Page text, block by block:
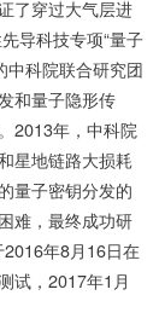
了穿过大气层进
导科技专项“量子
中科院联合研究团
和量子隐形传
2013年，中科院
星地链路大损耗
量子密钥分发的
难，最终成功研
2016年8月16日在
试，2017年1月